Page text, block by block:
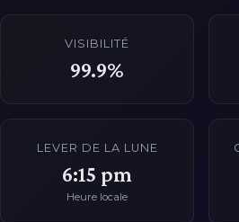
VISIBILITÉ
99.9%
LEVER DE LA LUNE
6:15 pm
Heure locale